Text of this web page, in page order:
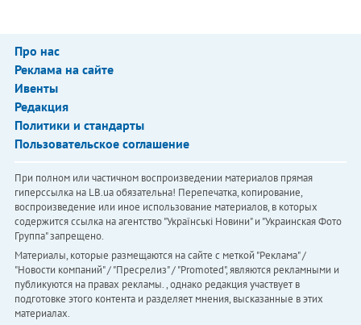
Про нас
Реклама на сайте
Ивенты
Редакция
Политики и стандарты
Пользовательское соглашение
При полном или частичном воспроизведении материалов прямая
гиперссылка на LB.ua обязательна! Перепечатка, копирование,
воспроизведение или иное использование материалов, в которых
содержится ссылка на агентство "Українськi Новини" и "Украинская Фото
Группа" запрещено.
Материалы, которые размещаются на сайте с меткой "Реклама" /
"Новости компаний" / "Пресрелиз" / "Promoted", являются рекламными и
публикуются на правах рекламы. , однако редакция участвует в
подготовке этого контента и разделяет мнения, высказанные в этих
материалах.